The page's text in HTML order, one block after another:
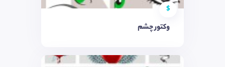
$
وکتور چشم